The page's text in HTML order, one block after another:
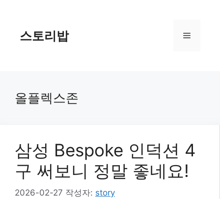
스토리밥 메
올플렉스존
삼성 Bespoke 인덕션 4
구 써보니 정말 좋네요!
2026-02-27 작성자: story